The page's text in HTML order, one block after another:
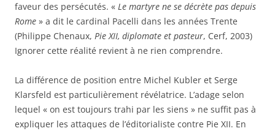
faveur des persécutés. « Le martyre ne se décrète pas depuis
Rome » a dit le cardinal Pacelli dans les années Trente
(Philippe Chenaux, Pie XII, diplomate et pasteur, Cerf, 2003)
Ignorer cette réalité revient à ne rien comprendre.
La différence de position entre Michel Kubler et Serge
Klarsfeld est particulièrement révélatrice. L’adage selon
lequel « on est toujours trahi par les siens » ne suffit pas à
expliquer les attaques de l’éditorialiste contre Pie XII. En